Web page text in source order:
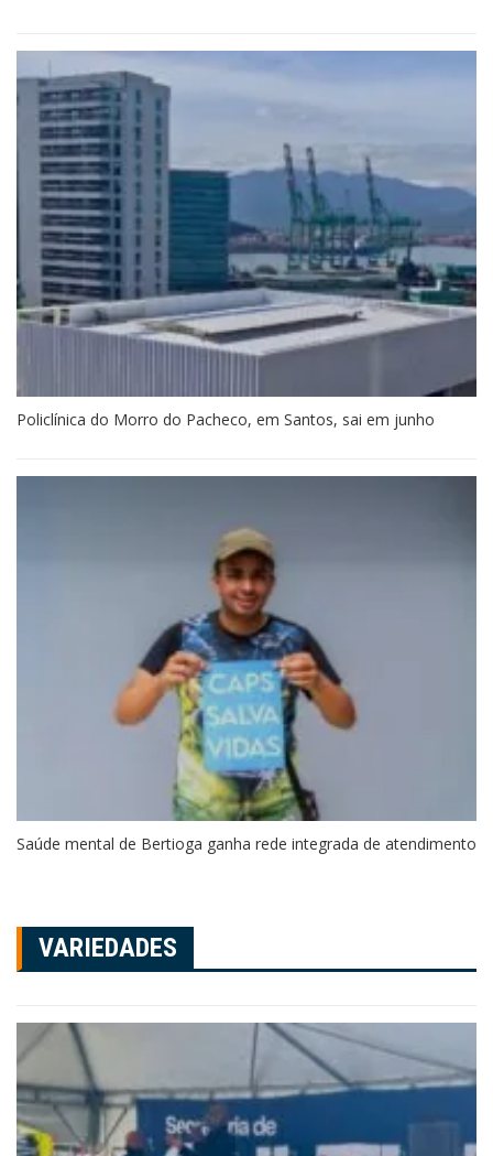
Policlínica do Morro do Pacheco, em Santos, sai em junho
Saúde mental de Bertioga ganha rede integrada de atendimento
VARIEDADES